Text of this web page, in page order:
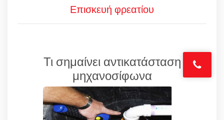
Επισκευή φρεατίου
Τι σημαίνει αντικατάσταση
μηχανοσίφωνα